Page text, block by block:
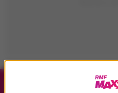
Podwójne bilety na